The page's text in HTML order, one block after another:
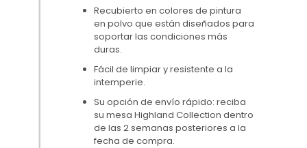
Recubierto en colores de pintura
en polvo que están diseñados para
soportar las condiciones más
duras.
Fácil de limpiar y resistente a la
intemperie.
Su opción de envío rápido: reciba
su mesa Highland Collection dentro
de las 2 semanas posteriores a la
fecha de compra.